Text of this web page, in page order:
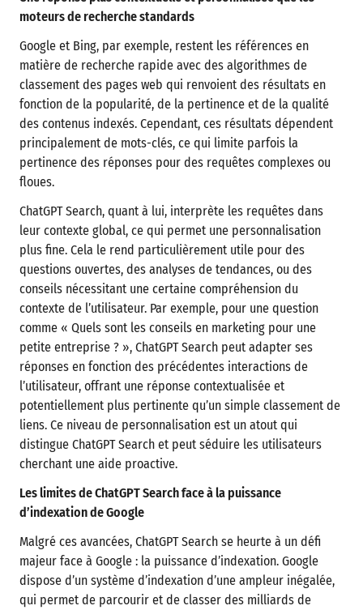
moteurs de recherche standards
Google et Bing, par exemple, restent les références en
matière de recherche rapide avec des algorithmes de
classement des pages web qui renvoient des résultats en
fonction de la popularité, de la pertinence et de la qualité
des contenus indexés. Cependant, ces résultats dépendent
principalement de mots-clés, ce qui limite parfois la
pertinence des réponses pour des requêtes complexes ou
floues.
ChatGPT Search, quant à lui, interprète les requêtes dans
leur contexte global, ce qui permet une personnalisation
plus fine. Cela le rend particulièrement utile pour des
questions ouvertes, des analyses de tendances, ou des
conseils nécessitant une certaine compréhension du
contexte de l’utilisateur. Par exemple, pour une question
comme « Quels sont les conseils en marketing pour une
petite entreprise ? », ChatGPT Search peut adapter ses
réponses en fonction des précédentes interactions de
l’utilisateur, offrant une réponse contextualisée et
potentiellement plus pertinente qu’un simple classement de
liens. Ce niveau de personnalisation est un atout qui
distingue ChatGPT Search et peut séduire les utilisateurs
cherchant une aide proactive.
Les limites de ChatGPT Search face à la puissance
d’indexation de Google
Malgré ces avancées, ChatGPT Search se heurte à un défi
majeur face à Google : la puissance d’indexation. Google
dispose d’un système d’indexation d’une ampleur inégalée,
qui permet de parcourir et de classer des milliards de